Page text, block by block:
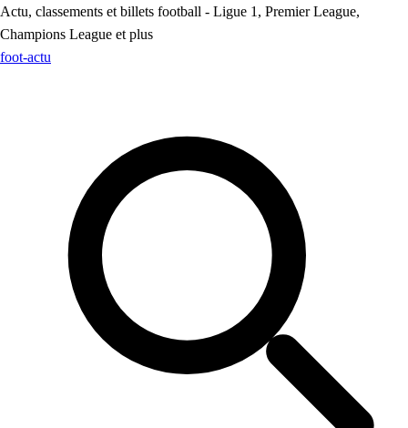
Actu, classements et billets football - Ligue 1, Premier League,
Champions League et plus
foot-actu